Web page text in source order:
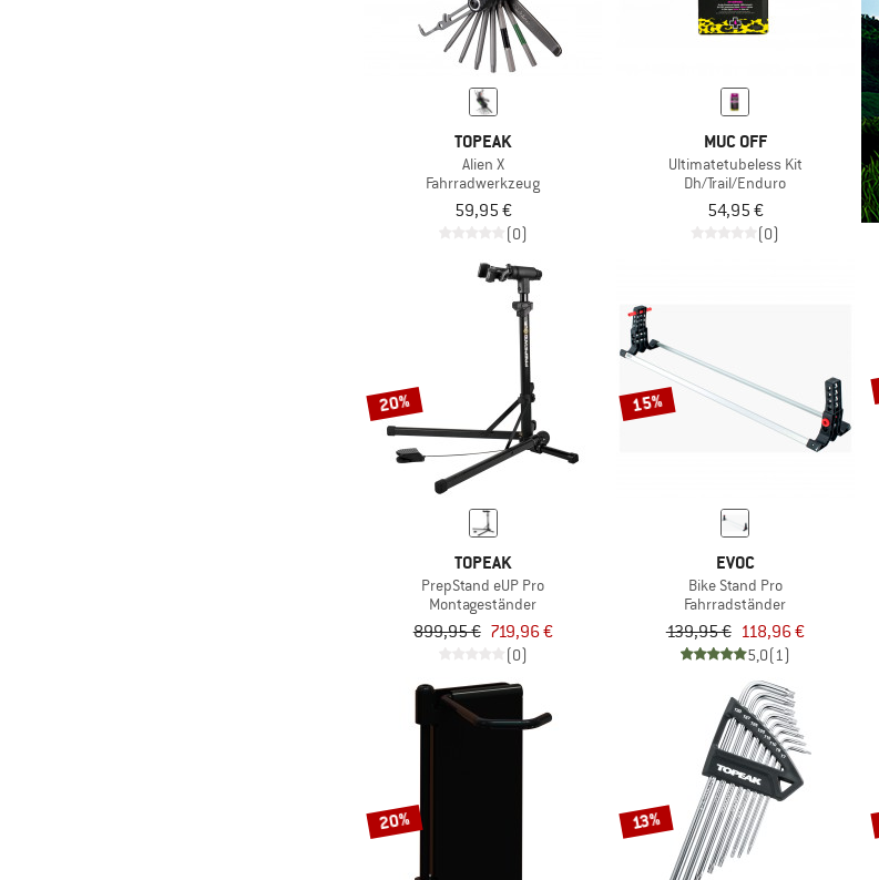
TOPEAK
Alien X
Fahrradwerkzeug
59,95 €
(0)
MUC OFF
Ultimatetubeless Kit
Dh/Trail/Enduro
54,95 €
(0)
20%
TOPEAK
PrepStand eUP Pro
Montageständer
899,95 € 719,96 €
(0)
15%
EVOC
Bike Stand Pro
Fahrradständer
139,95 € 118,96 €
5,0(1)
20% 13%